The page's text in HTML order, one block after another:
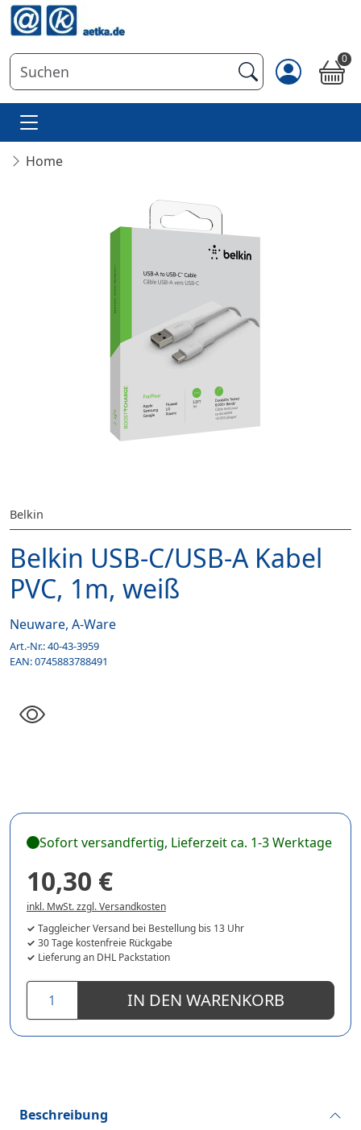
0
Home
Belkin
Belkin USB-C/USB-A Kabel
PVC, 1m, weiß
Neuware, A-Ware
Art.-Nr.:40-43-3959
EAN:0745883788491
Sofort versandfertig, Lieferzeit ca. 1-3 Werktage
10,30 €
inkl. MwSt. zzgl. Versandkosten
Taggleicher Versand bei Bestellung bis 13 Uhr
30 Tage kostenfreie Rückgabe
Lieferung an DHL Packstation
IN DEN WARENKORB
Beschreibung